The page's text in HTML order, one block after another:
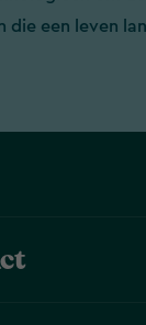
een leven